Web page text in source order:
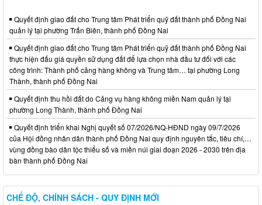
Quyết định giao đất cho Trung tâm Phát triển quỹ đất thành phố Đồng Nai
quản lý tại phường Trấn Biên, thành phố Đồng Nai
Quyết định giao đất cho Trung tâm Phát triển quỹ đất thành phố Đồng Nai
thực hiện đấu giá quyền sử dụng đất để lựa chọn nhà đầu tư đối với các
công trình: Thành phố cảng hàng không và Trung tâm… tại phường Long
Thành, thành phố Đồng Nai
Quyết định thu hồi đất do Cảng vụ hàng không miền Nam quản lý tại
phường Long Thành, thành phố Đồng Nai
Quyết định triển khai Nghị quyết số 07/2026/NQ-HĐND ngày 09/7/2026
của Hội đồng nhân dân thành phố Đồng Nai quy định nguyên tắc, tiêu chí,…
vùng đồng bào dân tộc thiểu số và miền núi giai đoạn 2026 - 2030 trên địa
bàn thành phố Đồng Nai
CHẾ ĐỘ, CHÍNH SÁCH - QUY ĐỊNH MỚI